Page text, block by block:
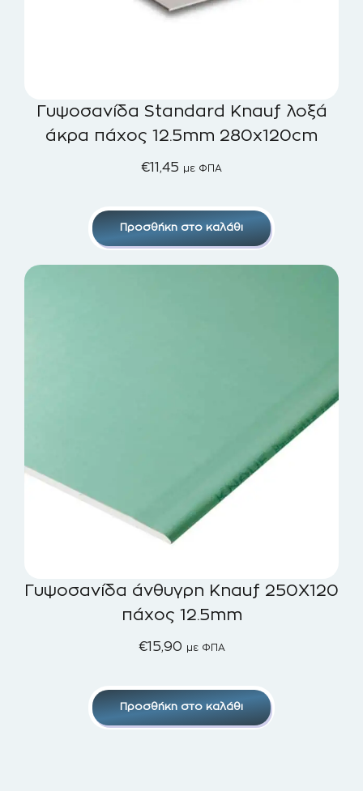
Γυψοσανίδα Standard Knauf λοξά
άκρα πάχος 12.5mm 280x120cm
€11,45 με ΦΠΑ
Προσθήκη στο καλάθι
Γυψοσανίδα άνθυγρη Knauf 250X120
πάχος 12.5mm
€15,90 με ΦΠΑ
Προσθήκη στο καλάθι